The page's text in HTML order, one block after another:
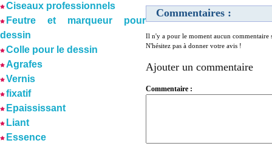
Ciseaux professionnels
Feutre et marqueur pour
dessin
Colle pour le dessin
Agrafes
Vernis
fixatif
Epaississant
Liant
Essence
Commentaires :
Il n'y a pour le moment aucun commentaire
N'hésitez pas à donner votre avis !
Ajouter un commentaire
Commentaire :